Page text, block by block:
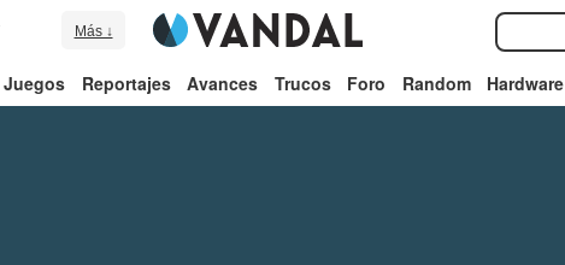
Más ↓
Juegos Reportajes Avances Trucos Foro Random Hardware